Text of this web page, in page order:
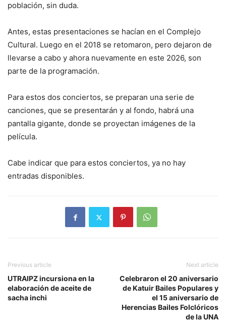
población, sin duda.
Antes, estas presentaciones se hacían en el Complejo
Cultural. Luego en el 2018 se retomaron, pero dejaron de
llevarse a cabo y ahora nuevamente en este 2026, son
parte de la programación.
Para estos dos conciertos, se preparan una serie de
canciones, que se presentarán y al fondo, habrá una
pantalla gigante, donde se proyectan imágenes de la
película.
Cabe indicar que para estos conciertos, ya no hay
entradas disponibles.
Previous article
UTRAIPZ incursiona en la
elaboración de aceite de
sacha inchi
Next article
Celebraron el 20 aniversario
de Katuir Bailes Populares y
el 15 aniversario de
Herencias Bailes Folclóricos
de la UNA